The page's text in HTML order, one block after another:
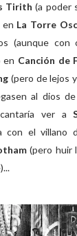
Tirith (a poder
en La Torre
(aunque con
en Canción de
(pero de lejos
al dios
ver a
con el villano
(pero huir